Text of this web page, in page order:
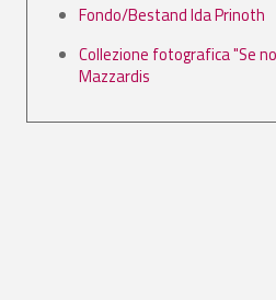
Fondo/Bestand Ida Prinoth
Collezione fotografica "Se
Mazzardis